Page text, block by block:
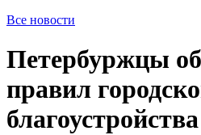
Все новости
Петербуржцы
правил
благоустройства